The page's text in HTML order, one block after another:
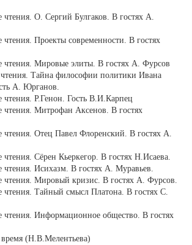
чтения. О. Сергий Булгаков. В гостях А.
Проекты современности. В гостях
чтения. Мировые элиты. В гостях А. Фурсов
Тайна философии политики Ивана
А. Юрганов.
чтения. Р.Генон. Гость В.И.Карпец
чтения. Митрофан Аксенов. В гостях
чтения. Отец Павел Флоренский. В гостях А.
Сёрен Кьеркегор. В гостях Н.Исаева.
чтения. Исихазм. В гостях А. Муравьев.
чтения. Мировый кризис. В гостях А. Фурсов.
чтения. Тайный смысл Платона. В гостях С.
чтения. Информационное общество. В гостях
время (Н.В.Мелентьева)